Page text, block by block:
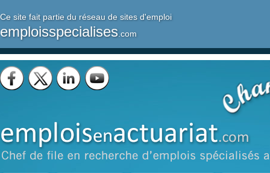
Ce site fait partie du réseau de sites d'emploi
emploisspecialises .com